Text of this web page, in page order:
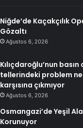
Niğde’de Kaçakçılık
Gözaltı
Ağustos 6, 2026
Kılıçdaroğlu’nun basın
tellerindeki problem
karşısına çıkmıyor
Ağustos 6, 2026
Osmangazi’de Yeşil
Korunuyor